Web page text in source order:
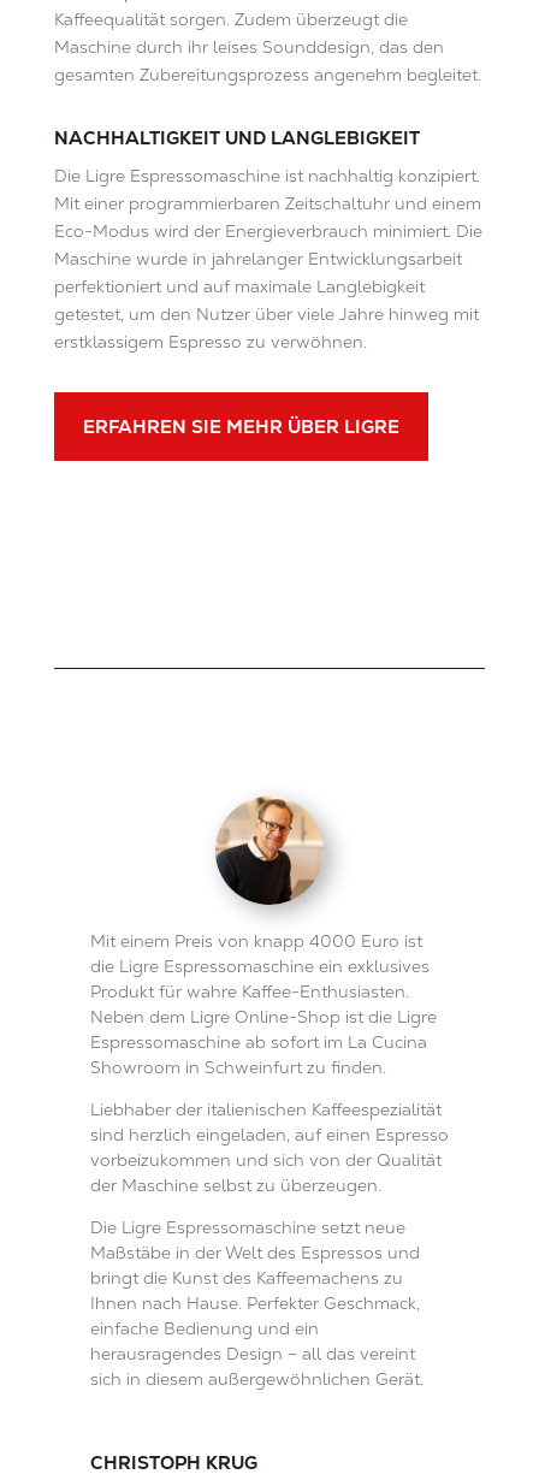
Kaffeequalität sorgen. Zudem überzeugt die
Maschine durch ihr leises Sounddesign, das den
gesamten Zubereitungsprozess angenehm begleitet.
NACHHALTIGKEIT UND LANGLEBIGKEIT
Die Ligre Espressomaschine ist nachhaltig konzipiert.
Mit einer programmierbaren Zeitschaltuhr und einem
Eco-Modus wird der Energieverbrauch minimiert. Die
Maschine wurde in jahrelanger Entwicklungsarbeit
perfektioniert und auf maximale Langlebigkeit
getestet, um den Nutzer über viele Jahre hinweg mit
erstklassigem Espresso zu verwöhnen.
ERFAHREN SIE MEHR ÜBER LIGRE
Mit einem Preis von knapp 4000 Euro ist
die Ligre Espressomaschine ein exklusives
Produkt für wahre Kaffee-Enthusiasten.
Neben dem Ligre Online-Shop ist die Ligre
Espressomaschine ab sofort im La Cucina
Showroom in Schweinfurt zu finden.
Liebhaber der italienischen Kaffeespezialität
sind herzlich eingeladen, auf einen Espresso
vorbeizukommen und sich von der Qualität
der Maschine selbst zu überzeugen.
Die Ligre Espressomaschine setzt neue
Maßstäbe in der Welt des Espressos und
bringt die Kunst des Kaffeemachens zu
Ihnen nach Hause. Perfekter Geschmack,
einfache Bedienung und ein
herausragendes Design – all das vereint
sich in diesem außergewöhnlichen Gerät.
CHRISTOPH KRUG